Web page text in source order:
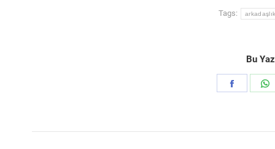
Tags: arkadaşlık
Bu
Share